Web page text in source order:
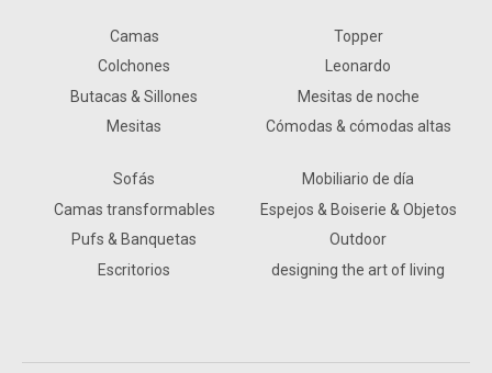
Camas
Colchones
Butacas & Sillones
Mesitas
Topper
Leonardo
Mesitas de noche
Cómodas & cómodas altas
Sofás
Camas transformables
Pufs & Banquetas
Escritorios
Mobiliario de día
Espejos & Boiserie & Objetos
Outdoor
designing the art of living